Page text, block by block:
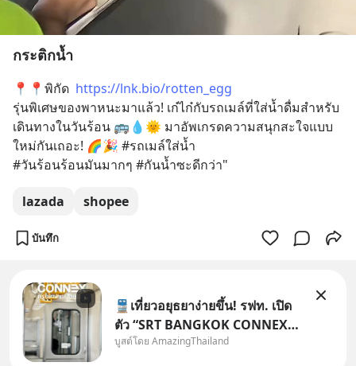
กระติกน้ำ
📍📍พิกัด https://lnk.bio/rotten_egg
รุ่นพิเศษของพาหนะมาแล้ว! เก๋ไก๋กับรถเมล์ที่ใส่น้ำดื่มสำหรับ
เดินทางในวันร้อน 🚌💧🌞 มาอัพเกรดความสนุกสะใจแบบ
ใหม่กันเถอะ! 🌈🎉 #รถเมล์ใส่น้ำ
#วันร้อนร้อนมันมากๆ #กันน้ำซะดีกว่า"
lazada shopee
บันทึก
🚆เที่ยวอยุธยาง่ายขึ้น! รฟท. เปิด
ตัว “SRT BANGKOK CONNEX”
รถไฟชานเมืองปรับอากาศ เชื่อม
บูสต์โดย AmazingThailand